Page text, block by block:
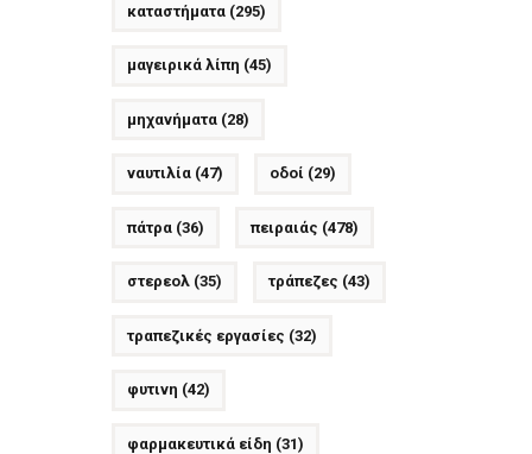
καταστήματα(295)
μαγειρικά λίπη (45)
μηχανήματα(28)
ναυτιλία(47) οδοί (29)
πάτρα(36) πειραιάς (478)
στερεολ(35) τράπεζες (43)
τραπεζικές εργασίες (32)
φυτινη (42)
φαρμακευτικά είδη (31)